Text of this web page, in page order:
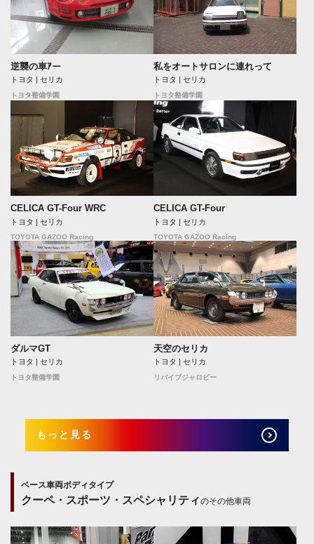
逆襲の車ｱー
トヨタ | セリカ
トヨタ整備学園
私をオートサロンに連れって
トヨタ | セリカ
トヨタ整備学園
CELICA GT-Four WRC
トヨタ | セリカ
TOYOTA GAZOO Racing
CELICA GT-Four
トヨタ | セリカ
TOYOTA GAZOO Racing
ダルマGT
トヨタ | セリカ
トヨタ整備学園
天空のセリカ
トヨタ | セリカ
リバイブジャロピー
もっと見る
ベース車両ボディタイプ
クーペ・スポーツ・スペシャリティのその他車両